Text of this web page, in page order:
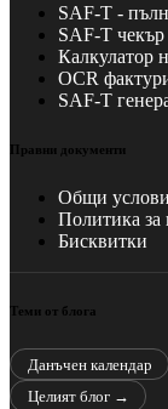
SAF-T -
SAF-T чекър
Калкулатор
OCR
SAF-T
Правни документи
Общи
Политика за
Бисквитки
Теми от блога
Данъчен календар
Целият блог →